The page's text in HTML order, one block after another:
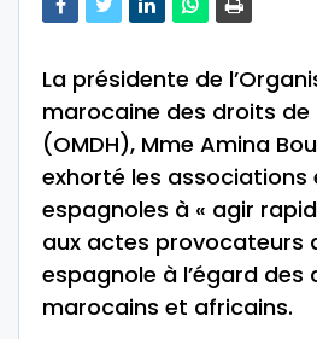
La présidente de
marocaine des droits de
(OMDH), Mme Amina
exhorté les associations
espagnoles à « agir
aux actes provocateurs
espagnole à l’égard des
marocains et africains.